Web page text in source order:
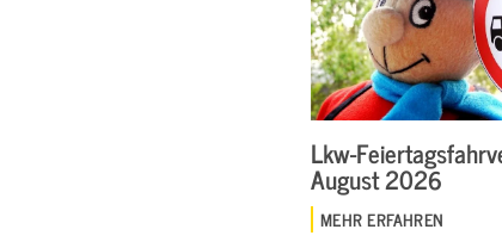
Lkw-
August 2026
MEHR ERFAHREN